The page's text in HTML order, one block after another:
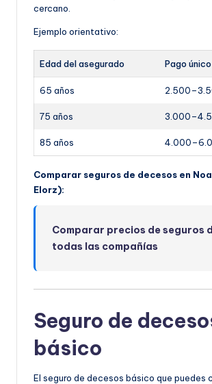
cercano.
Ejemplo orientativo:
Edad del asegurado Pago
65 años
75 años
85 años
Comparar seguros de decesos en
Elorz):
Comparar precios de seguros
todas las compañías
Seguro de
básico
El seguro de decesos básico que puedes